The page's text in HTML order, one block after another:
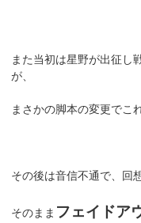
また当初は星野が出征し
が、
まさかの脚本の変更でこ
その後は音信不通で、回
そのまま フェイドア